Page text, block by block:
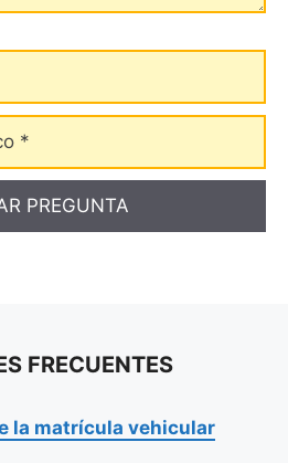
FRECUENTES
la matrícula vehicular